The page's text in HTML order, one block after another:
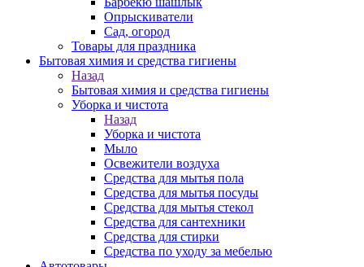
Опрыскиватели
Сад, огород
Товары для праздника
Бытовая химия и средства гигиены
Назад
Бытовая химия и средства гигиены
Уборка и чистота
Назад
Уборка и чистота
Мыло
Освежители воздуха
Средства для мытья пола
Средства для мытья посуды
Средства для мытья стекол
Средства для сантехники
Средства для стирки
Средства по уходу за мебелью